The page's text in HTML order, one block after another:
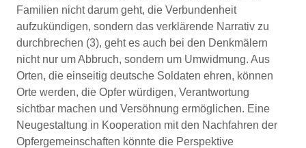
Familien nicht darum geht, die Verbundenheit
aufzukündigen, sondern das verklärende Narrativ zu
durchbrechen (3), geht es auch bei den Denkmälern
nicht nur um Abbruch, sondern um Umwidmung. Aus
Orten, die einseitig deutsche Soldaten ehren, können
Orte werden, die Opfer würdigen, Verantwortung
sichtbar machen und Versöhnung ermöglichen. Eine
Neugestaltung in Kooperation mit den Nachfahren der
Opfergemeinschaften könnte die Perspektive